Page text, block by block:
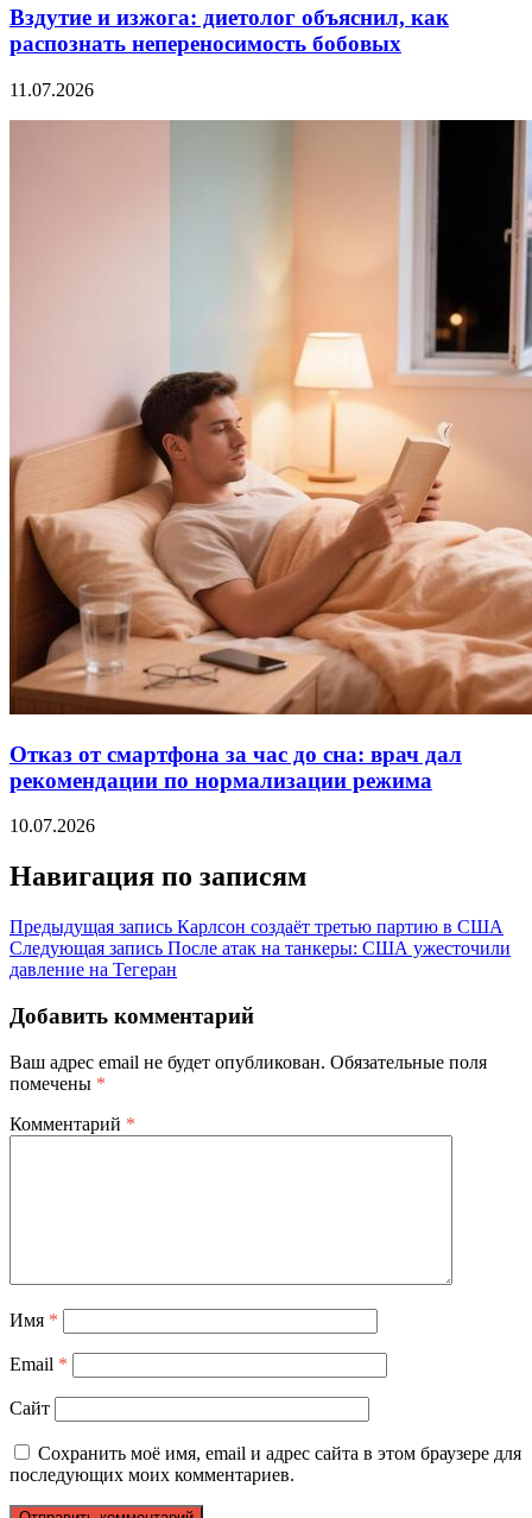
Вздутие и изжога: диетолог объяснил, как
распознать непереносимость бобовых
11.07.2026
Отказ от смартфона за час до сна: врач дал
рекомендации по нормализации режима
10.07.2026
Навигация по записям
Предыдущая запись Карлсон создаёт третью партию в США
Следующая запись После атак на танкеры: США ужесточили
давление на Тегеран
Добавить комментарий
Ваш адрес email не будет опубликован. Обязательные поля
помечены *
Комментарий *
Имя *
Email *
Сайт
Сохранить моё имя, email и адрес сайта в этом браузере для
последующих моих комментариев.